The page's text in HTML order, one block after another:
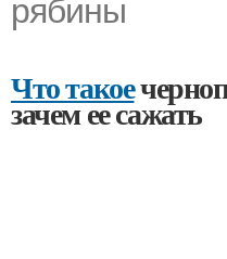
рябины
Что такое
зачем ее сажать